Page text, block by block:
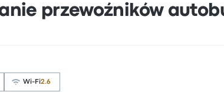
przewoźników
Wi-Fi2.6